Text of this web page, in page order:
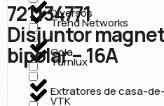
Diversos
Cola
Extratores de casa-
Trend Networks
Turnlux
VTK
721134771
Disjuntor
bipolar – 16A